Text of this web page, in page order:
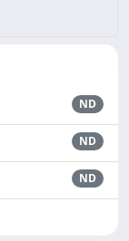
ND
ND
ND